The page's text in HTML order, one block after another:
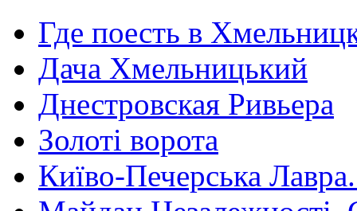
Где поесть в
Дача Хмельницький
Днестровская Ривьера
Золоті ворота
Київо-Печерська